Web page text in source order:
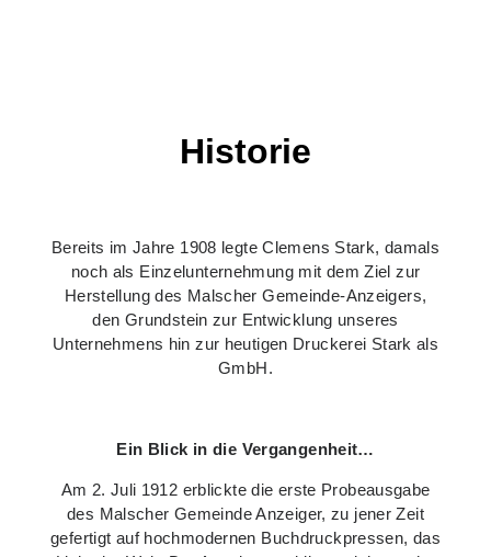
Historie
Bereits im Jahre 1908 legte Clemens Stark, damals
noch als Einzelunternehmung mit dem Ziel zur
Herstellung des Malscher Gemeinde-Anzeigers,
den Grundstein zur Entwicklung unseres
Unternehmens hin zur heutigen Druckerei Stark als
GmbH.
Ein Blick in die Vergangenheit…
Am 2. Juli 1912 erblickte die erste Probeausgabe
des Malscher Gemeinde Anzeiger, zu jener Zeit
gefertigt auf hochmodernen Buchdruckpressen, das